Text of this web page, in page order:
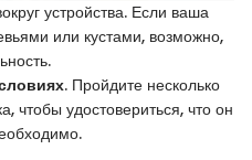
устройства. Если ваша
или кустами, возможно,
. Пройдите несколько
чтобы удостовериться, что он